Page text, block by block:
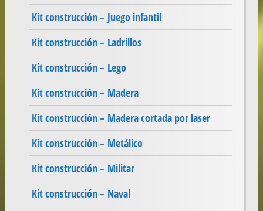
Kit construcción – Juego infantil
Kit construcción – Ladrillos
Kit construcción – Lego
Kit construcción – Madera
Kit construcción – Madera cortada por laser
Kit construcción – Metálico
Kit construcción – Militar
Kit construcción – Naval